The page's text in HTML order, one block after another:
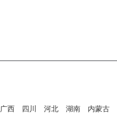
广西 四川 河北 湖南 内蒙古